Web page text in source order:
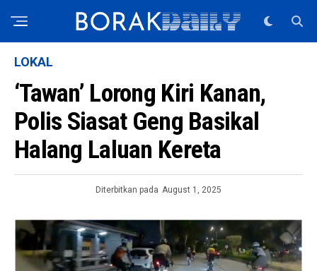
LOKAL
‘Tawan’ Lorong Kiri Kanan,
Polis Siasat Geng Basikal
Halang Laluan Kereta
Diterbitkan pada August 1, 2025